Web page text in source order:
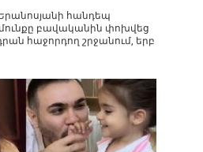
հանդեպ
բավականին փոխվեց
հաջորդող շրջանում, երբ